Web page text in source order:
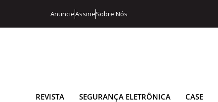
AnuncieAssineSobre Nós
REVISTA SEGURANÇA ELETRÔNICA CASE